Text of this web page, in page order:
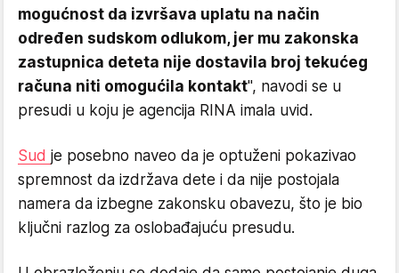
mogućnost da izvršava uplatu na način
određen sudskom odlukom, jer mu zakonska
zastupnica deteta nije dostavila broj tekućeg
računa niti omogućila kontakt", navodi se u
presudi u koju je agencija RINA imala uvid.
Sud je posebno naveo da je optuženi pokazivao
spremnost da izdržava dete i da nije postojala
namera da izbegne zakonsku obavezu, što je bio
ključni razlog za oslobađajuću presudu.